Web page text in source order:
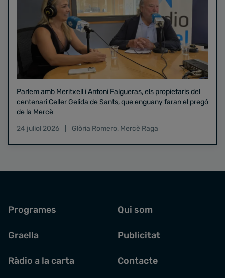
Parlem amb Meritxell i Antoni Falgueras, els propietaris del
centenari Celler Gelida de Sants, que enguany faran el pregó
de la Mercè
24 juliol 2026
Glòria Romero, Mercè Raga
Programes
Graella
Ràdio a la carta
Qui som
Publicitat
Contacte